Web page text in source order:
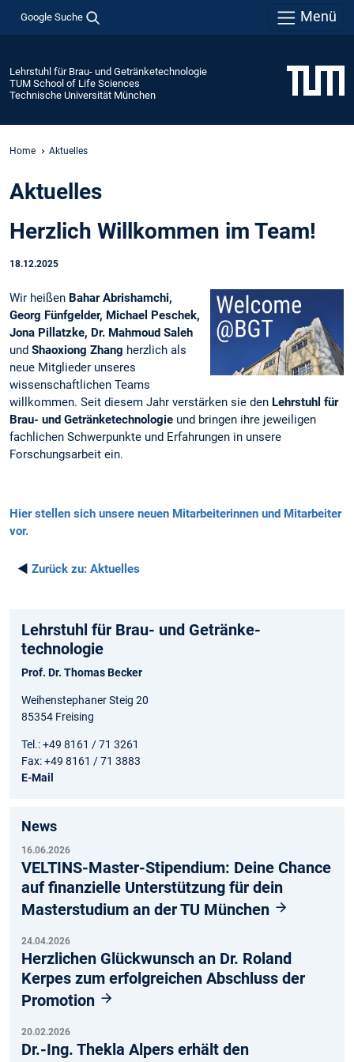
Google Suche Menü
Lehrstuhl für Brau- und Getränketechnologie
TUM School of Life Sciences
Technische Universität München
Home Aktuelles
Aktuelles
Herzlich Willkommen im Team!
18.12.2025
Wir heißen Bahar Abrishamchi,
Georg Fünfgelder, Michael Peschek,
Jona Pillatzke, Dr. Mahmoud Saleh
und Shaoxiong Zhang herzlich als
neue Mitglieder unseres
wissenschaftlichen Teams
willkommen. Seit diesem Jahr verstärken sie den Lehrstuhl für
Brau- und Getränketechnologie und bringen ihre jeweiligen
fachlichen Schwerpunkte und Erfahrungen in unsere
Forschungsarbeit ein.
Hier stellen sich unsere neuen Mitarbeiterinnen und Mitarbeiter
vor.
◄ Zurück zu: Aktuelles
Lehrstuhl für Brau- und Getränke­
technologie
Prof. Dr. Thomas Becker
Weihenstephaner Steig 20
85354 Freising
Tel.: +49 8161 / 71 3261
Fax: +49 8161 / 71 3883
E-Mail
News
16.06.2026
VELTINS-Master-Stipendium: Deine Chance
auf finanzielle Unterstützung für dein
Masterstudium an der TU München
24.04.2026
Herzlichen Glückwunsch an Dr. Roland
Kerpes zum erfolgreichen Abschluss der
Promotion
20.02.2026
Dr.-Ing. Thekla Alpers erhält den